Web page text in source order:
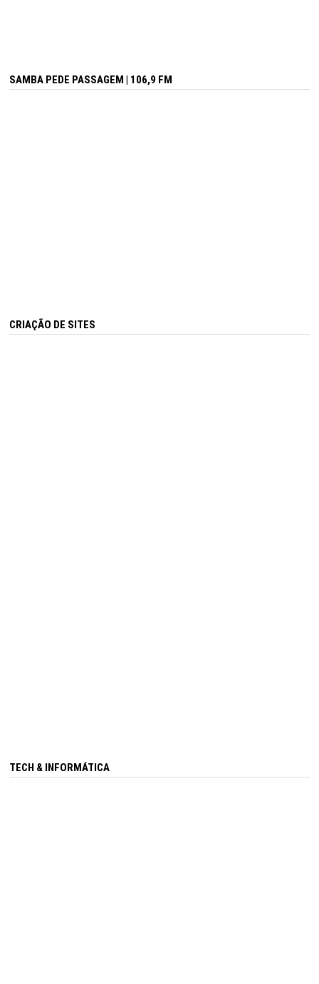
SAMBA PEDE PASSAGEM | 106,9 FM
CRIAÇÃO DE SITES
TECH & INFORMÁTICA